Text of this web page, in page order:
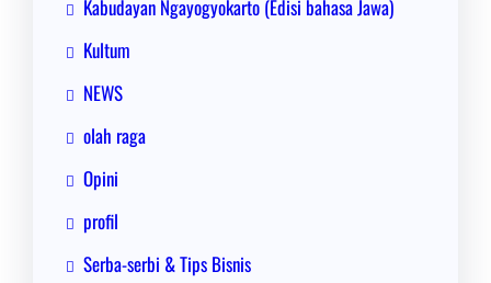
Kabudayan Ngayogyokarto (Edisi bahasa Jawa)
Kultum
NEWS
olah raga
Opini
profil
Serba-serbi & Tips Bisnis